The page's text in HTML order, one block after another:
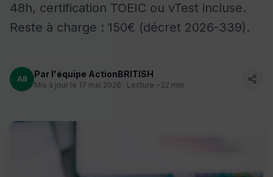
48h, certification TOEIC ou vTest incluse.
Reste à charge : 150€ (décret 2026-339).
AB Par l'équipe ActionBRITISH
Mis à jour le 17 mai 2026 · Lecture ~22 min